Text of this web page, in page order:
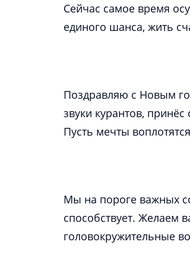
Сейчас самое время
Поздравляю с Новым
звуки курантов,
Мы на пороге важных
способствует. Желаем